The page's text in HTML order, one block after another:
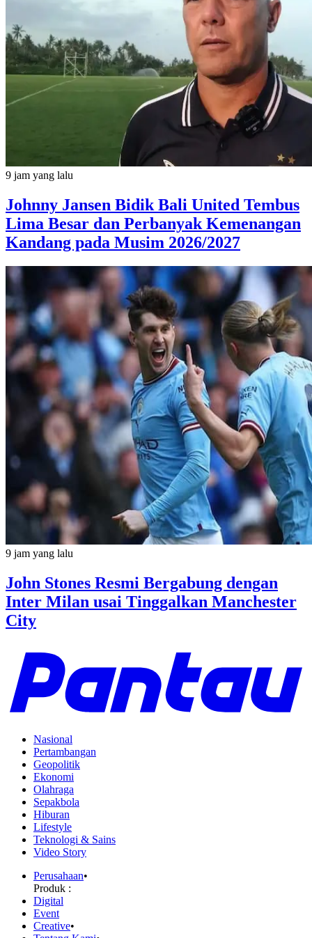
9 jam yang lalu
Johnny Jansen Bidik Bali United Tembus
Lima Besar dan Perbanyak Kemenangan
Kandang pada Musim 2026/2027
9 jam yang lalu
John Stones Resmi Bergabung dengan
Inter Milan usai Tinggalkan Manchester
City
Nasional
Pertambangan
Geopolitik
Ekonomi
Olahraga
Sepakbola
Hiburan
Lifestyle
Teknologi & Sains
Video Story
Perusahaan•
Produk :
Digital
Event
Creative•